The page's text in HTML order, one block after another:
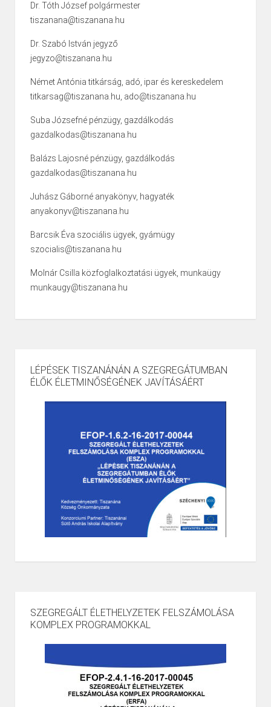
Dr. Tóth József polgármester
tiszanana@tiszanana.hu
Dr. Szabó István jegyző
jegyzo@tiszanana.hu
Német Antónia titkárság, adó, ipar és kereskedelem
titkarsag@tiszanana.hu, ado@tiszanana.hu
Suba Józsefné pénzügy, gazdálkodás
gazdalkodas@tiszanana.hu
Balázs Lajosné pénzügy, gazdálkodás
gazdalkodas@tiszanana.hu
Juhász Gáborné anyakönyv, hagyaték
anyakonyv@tiszanana.hu
Barcsik Éva szociális ügyek, gyámügy
szocialis@tiszanana.hu
Molnár Csilla közfoglalkoztatási ügyek, munkaügy
munkaugy@tiszanana.hu
LÉPÉSEK TISZANÁNÁN A SZEGREGÁTUMBAN
ÉLŐK ÉLETMINŐSÉGÉNEK JAVÍTÁSÁÉRT
SZEGREGÁLT ÉLETHELYZETEK FELSZÁMOLÁSA
KOMPLEX PROGRAMOKKAL